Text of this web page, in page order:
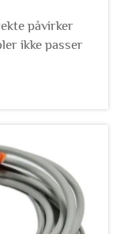
påvirker
ikke passer
som